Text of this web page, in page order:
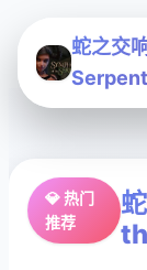
蛇之交
Serpent
💎 热门
推荐